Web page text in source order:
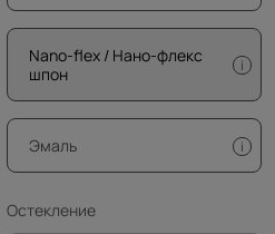
Nano-flex / Нано-флекс
шпон
i
Эмаль i
Остекление